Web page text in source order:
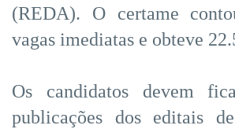
(REDA). O certame
vagas imediatas e obteve
Os candidatos devem
publicações dos editais